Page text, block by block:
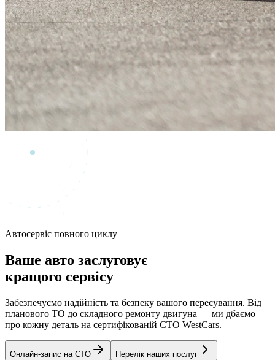
Автосервіс повного циклу
Ваше авто заслуговує
кращого сервісу
Забезпечуємо надійність та безпеку вашого пересування. Від
планового ТО до складного ремонту двигуна — ми дбаємо
про кожну деталь на сертифікованій СТО WestCars.
Онлайн-запис на СТО Перелік наших послуг